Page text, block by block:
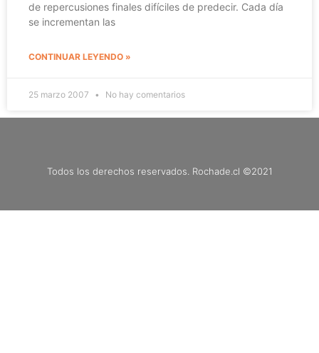
de repercusiones finales difíciles de predecir. Cada día
se incrementan las
CONTINUAR LEYENDO »
25 marzo 2007 No hay comentarios
Todos los derechos reservados. Rochade.cl ©2021